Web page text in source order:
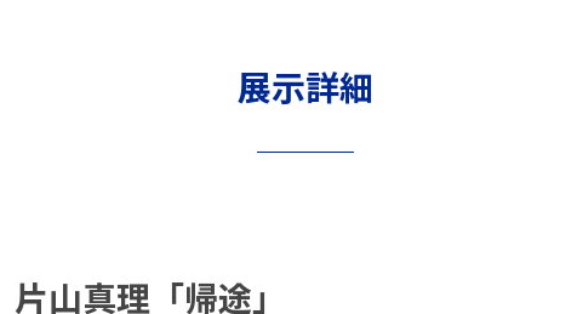
展示詳細
片山真理「帰途」